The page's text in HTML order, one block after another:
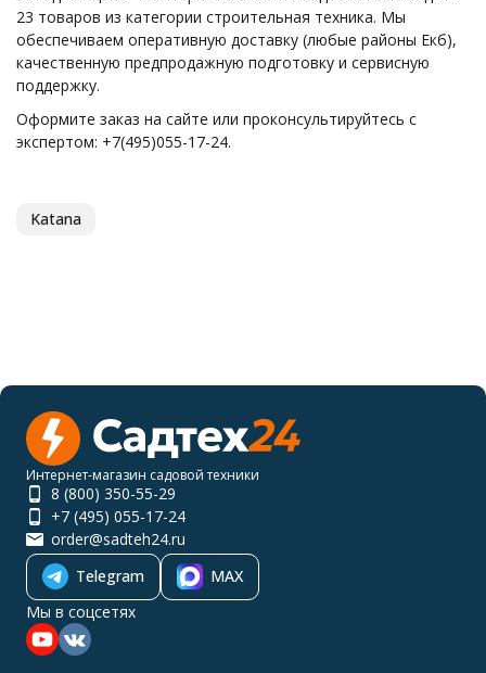
23 товаров из категории строительная техника. Мы
обеспечиваем оперативную доставку (любые районы Екб),
качественную предпродажную подготовку и сервисную
поддержку.
Оформите заказ на сайте или проконсультируйтесь с
экспертом: +7(495)055-17-24.
Katana
Интернет-магазин садовой техники
8 (800) 350-55-29
+7 (495) 055-17-24
order@sadteh24.ru
Telegram
MAX
Мы в соцсетях